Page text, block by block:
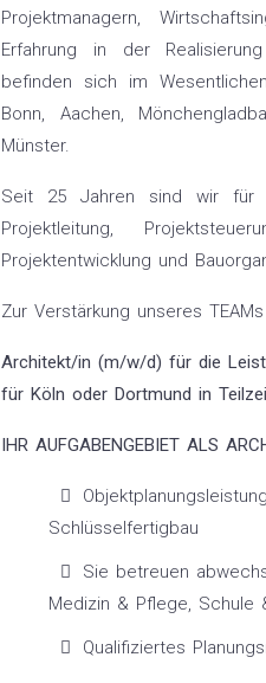
Projektmanagern,
Erfahrung in der
befinden sich im
Bonn, Aachen,
Münster.
Seit 25 Jahren sind wir für
Projektleitung,
Projektentwicklung und
Zur Verstärkung unseres
Architekt/in (m/w/d) für die
für Köln oder Dortmund in
IHR AUFGABENGEBIET ALS
Schlüsselfertigbau
Sie betreuen
Medizin & Pflege, Schule
Qualifiziertes